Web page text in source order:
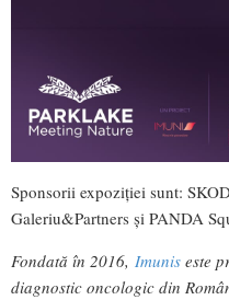
Sponsorii expoziției sunt:
Galeriu&Partners și PANDA
Fondată în 2016, Imunis este
diagnostic oncologic din